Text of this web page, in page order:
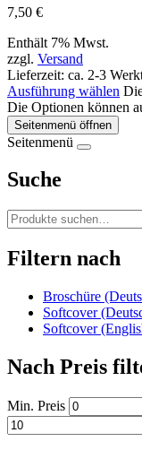
7,50 €
Enthält 7% Mwst.
zzgl. Versand
Lieferzeit: ca. 2-3
Ausführung wählen
Die Optionen können
Seitenmenü öffnen
Seitenmenü
Suche
Filtern nach
Broschüre
Softcover
Softcover
Nach Preis
Min. Preis